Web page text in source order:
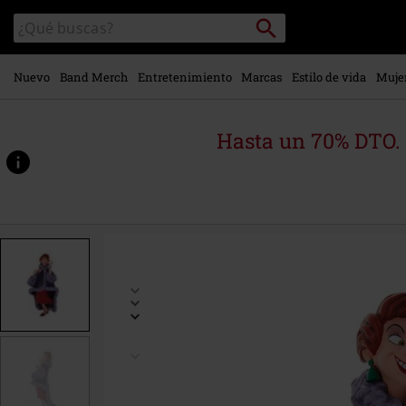
contenido
principal
Buscar
en
el
catálogo
Buscar
Nuevo Band Merch Entretenimiento Marcas Estilo de vida
Hasta un 70%
www.emp-
p/bernard-
603427St.html